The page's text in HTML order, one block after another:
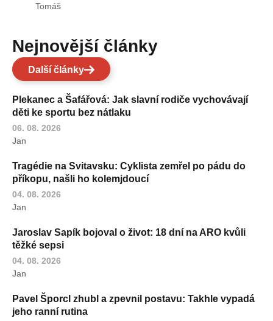
Tomáš
Nejnovější články
Další články
Plekanec a Šafářová: Jak slavní rodiče vychovávají
děti ke sportu bez nátlaku
06. 08. 2026
Jan
Tragédie na Svitavsku: Cyklista zemřel po pádu do
příkopu, našli ho kolemjdoucí
04. 08. 2026
Jan
Jaroslav Sapík bojoval o život: 18 dní na ARO kvůli
těžké sepsi
04. 08. 2026
Jan
Pavel Šporcl zhubl a zpevnil postavu: Takhle vypadá
jeho ranní rutina